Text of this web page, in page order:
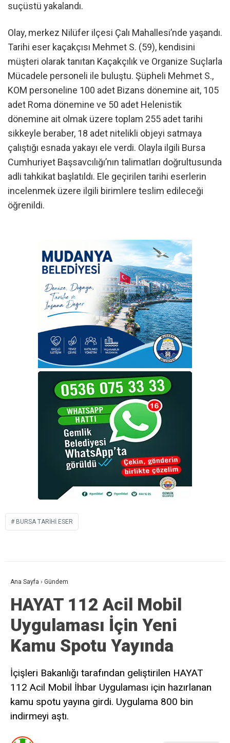
suçüstü yakalandı.
Olay, merkez Nilüfer ilçesi Çalı Mahallesi’nde yaşandı.
Tarihi eser kaçakçısı Mehmet S. (59), kendisini
müşteri olarak tanıtan Kaçakçılık ve Organize Suçlarla
Mücadele personeli ile buluştu. Şüpheli Mehmet S.,
KOM personeline 100 adet Bizans dönemine ait, 105
adet Roma dönemine ve 50 adet Helenistik
dönemine ait olmak üzere toplam 255 adet tarihi
sikkeyle beraber, 18 adet nitelikli objeyi satmaya
çalıştığı esnada yakayı ele verdi. Olayla ilgili Bursa
Cumhuriyet Başsavcılığı’nın talimatları doğrultusunda
adli tahkikat başlatıldı. Ele geçirilen tarihi eserlerin
incelenmek üzere ilgili birimlere teslim edileceği
öğrenildi.
BURSA TARIHI ESER
Ana Sayfa › Gündem
HAYAT 112 Acil Mobil
Uygulaması İçin Yeni
Kamu Spotu Yayında
İçişleri Bakanlığı tarafından geliştirilen HAYAT
112 Acil Mobil İhbar Uygulaması için hazırlanan
kamu spotu yayına girdi. Uygulama 800 bin
indirmeyi aştı.